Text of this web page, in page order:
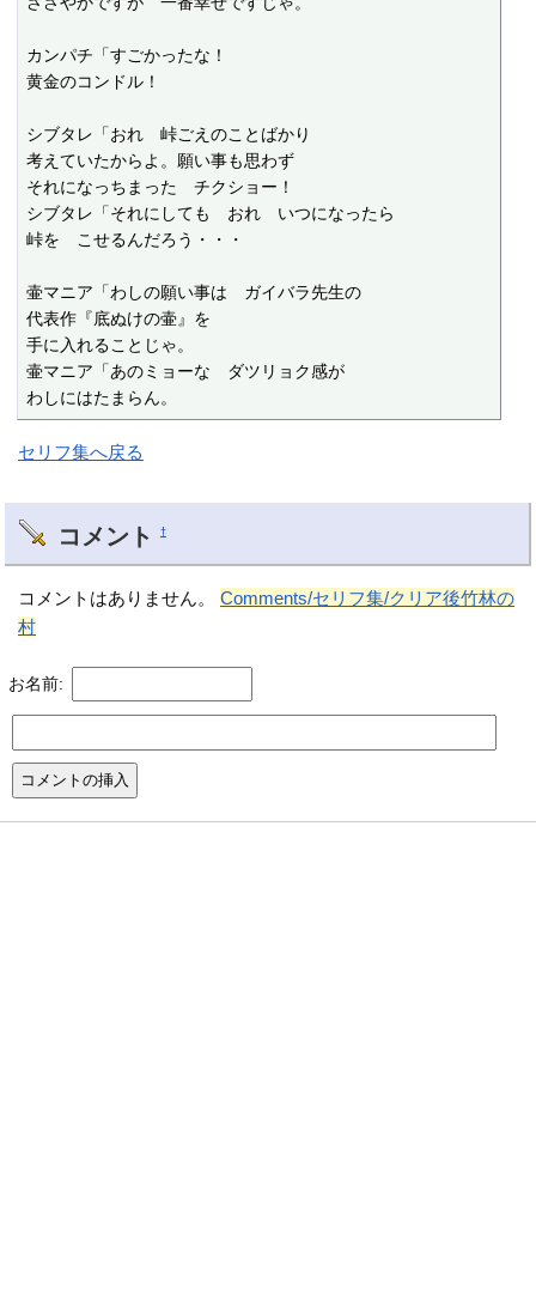
カンパチ「すごかったな！
黄金のコンドル！
シブタレ「おれ　峠ごえのことばかり
考えていたからよ。願い事も思わず
それになっちまった　チクショー！
シブタレ「それにしても　おれ　いつになったら
峠を　こせるんだろう・・・
壷マニア「わしの願い事は　ガイバラ先生の
代表作『底ぬけの壷』を
手に入れることじゃ。
壷マニア「あのミョーな　ダツリョク感が
わしにはたまらん。
セリフ集へ戻る
コメント †
コメントはありません。Comments/セリフ集/クリア後竹林の
村
お名前: